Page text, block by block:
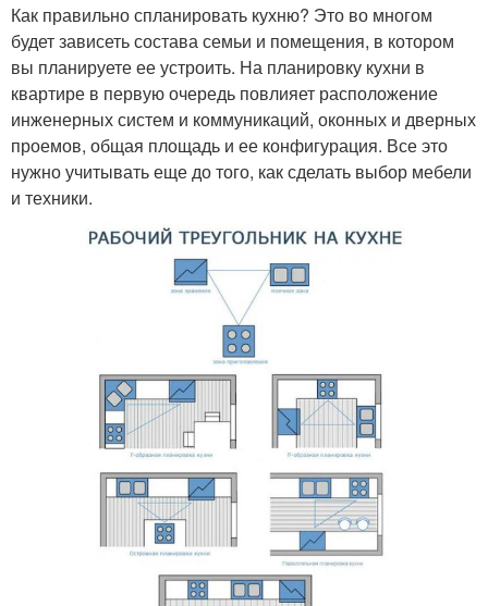
Как правильно спланировать кухню? Это во многом
будет зависеть состава семьи и помещения, в котором
вы планируете ее устроить. На планировку кухни в
квартире в первую очередь повлияет расположение
инженерных систем и коммуникаций, оконных и дверных
проемов, общая площадь и ее конфигурация. Все это
нужно учитывать еще до того, как сделать выбор мебели
и техники.